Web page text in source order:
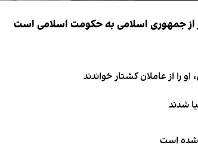
از جمهوری اسلامی به حکومت اسلامی است
را از عاملان کشتار خواندند
شده است